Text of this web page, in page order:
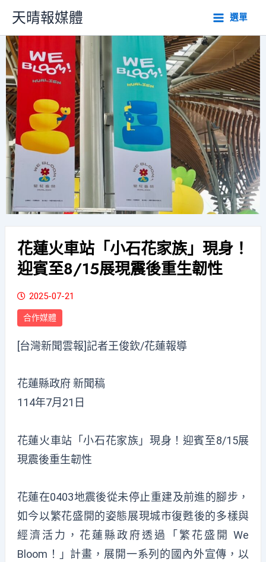
主
要
內
容
天晴報媒體 選單
花蓮火車站「小石花家族」現身！
迎賓至8/15展現震後重生韌性
2025-07-21
合作媒體
[台灣新聞雲報]記者王俊欽/花蓮報導
花蓮縣政府 新聞稿
114年7月21日
花蓮火車站「小石花家族」現身！迎賓至8/15展
現震後重生韌性
花蓮在0403地震後從未停止重建及前進的腳步，
如今以繁花盛開的姿態展現城市復甦後的多樣與
經濟活力，花蓮縣政府透過「繁花盛開 We
Bloom！」計畫，展開一系列的國內外宣傳，以